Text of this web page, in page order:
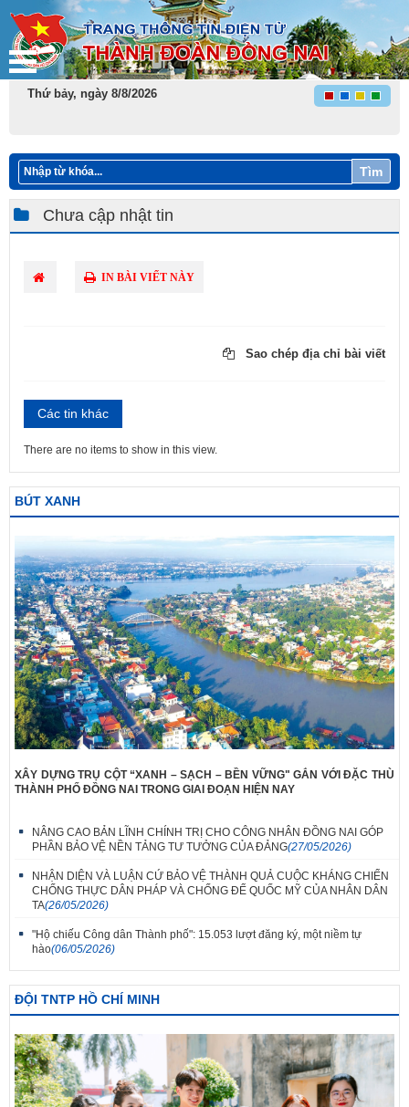
Thứ bảy, ngày 8/8/2026
Tìm
Chưa cập nhật tin
IN BÀI VIẾT NÀY
Sao chép địa chỉ bài viết
Các tin khác
There are no items to show in this view.
BÚT XANH
XÂY DỰNG TRỤ CỘT “XANH – SẠCH – BỀN VỮNG" GẮN VỚI ĐẶC THÙ
THÀNH PHỐ ĐỒNG NAI TRONG GIAI ĐOẠN HIỆN NAY
NÂNG CAO BẢN LĨNH CHÍNH TRỊ CHO CÔNG NHÂN ĐỒNG NAI GÓP
PHẦN BẢO VỆ NỀN TẢNG TƯ TƯỞNG CỦA ĐẢNG(27/05/2026)
NHẬN DIỆN VÀ LUẬN CỨ BẢO VỆ THÀNH QUẢ CUỘC KHÁNG CHIẾN
CHỐNG THỰC DÂN PHÁP VÀ CHỐNG ĐẾ QUỐC MỸ CỦA NHÂN DÂN
TA(26/05/2026)
"Hộ chiếu Công dân Thành phố": 15.053 lượt đăng ký, một niềm tự
hào(06/05/2026)
ĐỘI TNTP HỒ CHÍ MINH